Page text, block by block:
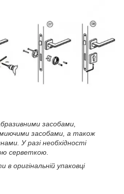
засобами,
засобами, а також
У разі необхідності
серветкою.
оригінальній упаковці